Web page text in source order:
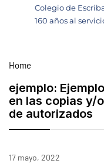
Colegio de
160 años al
Home
ejemplo:
en las copias y/
de autorizados
17 mayo, 2022